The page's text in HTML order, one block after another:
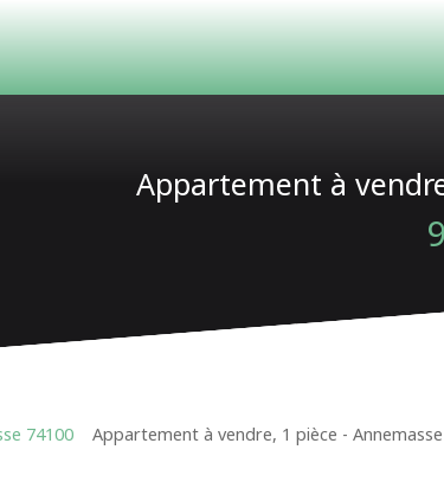
ACCUEIL ACHETER LOUER
Appartement à
74100 Appartement à vendre, 1 pièce -